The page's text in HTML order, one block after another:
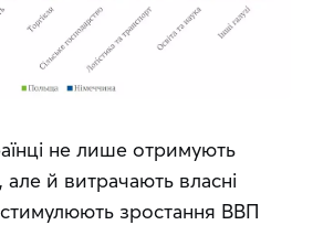
не лише отримують
й витрачають власні
зростання ВВП